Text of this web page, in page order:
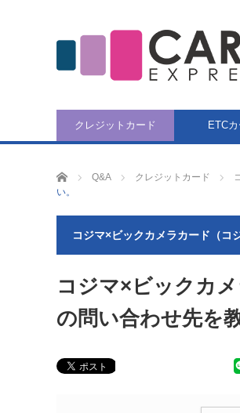
クレジットカード ETC
CARD EXPRESS
Q&A クレジットカード
い。
コジマ×ビックカメラカード（コ
コジマ×ビックカ
の問い合わせ先を